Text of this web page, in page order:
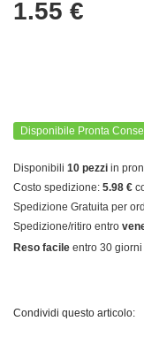
1.55 €
Disponibile Pronta
Disponibili 10 pezzi in
Costo spedizione: 5.98 €
Spedizione Gratuita per
Spedizione/ritiro entro
Reso facile entro 30
Condividi questo articolo: